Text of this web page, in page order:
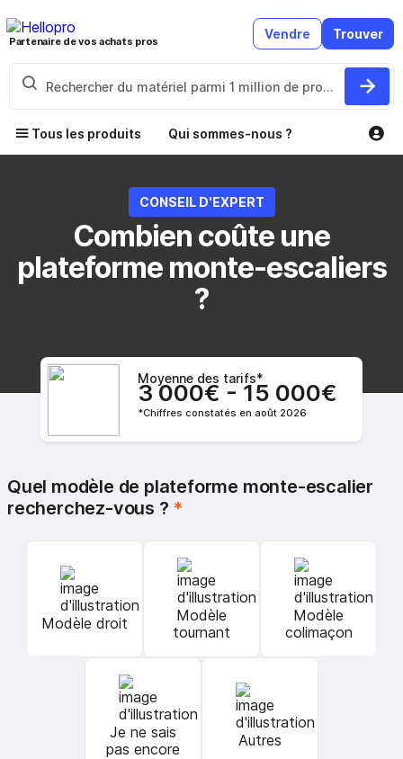
Partenaire de vos achats pros Vendre Trouver
Tous les produits Qui sommes-nous ?
CONSEIL D'EXPERT
Combien coûte une
plateforme monte-escaliers
?
Moyenne des tarifs*
3 000€ - 15 000€
*Chiffres constatés en août 2026
Quel modèle de plateforme monte-escalier
recherchez-vous ? *
Modèle droit
Modèle
tournant
Modèle
colimaçon
Je ne sais
pas encore
Autres